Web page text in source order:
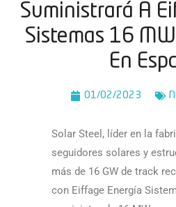
Suministrará A
Sistemas 16
En
01/02/2023
Solar Steel, líder en la
seguidores solares y
más de 16 GW de track
con Eiffage Energía